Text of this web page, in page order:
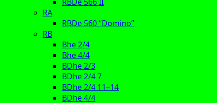
RA
RBDe 560 “Domino”
RB
Bhe 2/4
Bhe 4/4
BDhe 2/3
BDhe 2/4 7
BDhe 2/4 11–14
BDhe 4/4